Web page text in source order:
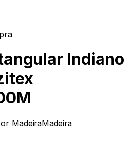
Indiano
MadeiraMadeira